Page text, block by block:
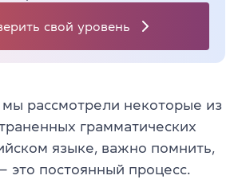
свой уровень
рассмотрели некоторые из
грамматических
языке, важно помнить,
это постоянный процесс.